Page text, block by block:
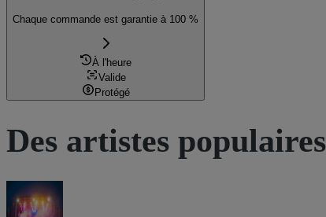
Chaque commande est garantie à 100 %
À l'heure
Valide
Protégé
Des artistes